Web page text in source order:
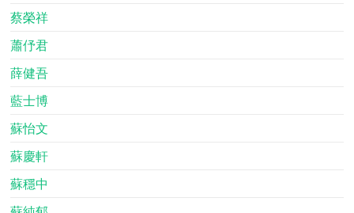
蔡榮祥
蕭伃君
薛健吾
藍士博
蘇怡文
蘇慶軒
蘇穩中